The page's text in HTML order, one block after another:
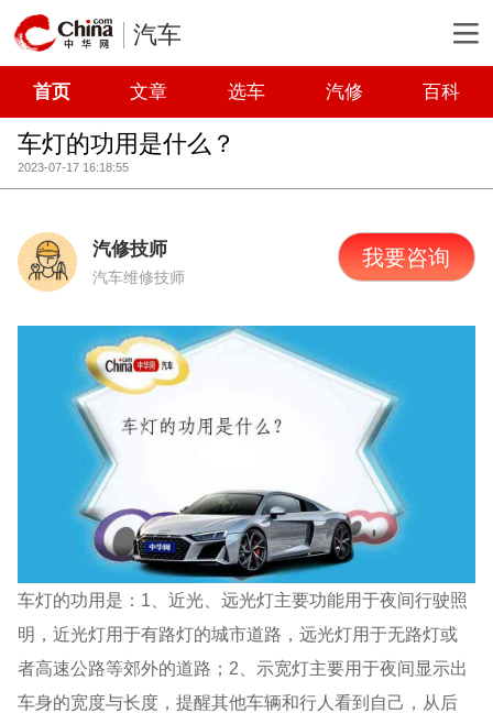
汽车
首页 文章 选车 汽修 百科
车灯的功用是什么？
2023-07-17 16:18:55
汽修技师
汽车维修技师
我要咨询
车灯的功用是：1、近光、远光灯主要功能用于夜间行驶照
明，近光灯用于有路灯的城市道路，远光灯用于无路灯或
者高速公路等郊外的道路；2、示宽灯主要用于夜间显示出
车身的宽度与长度，提醒其他车辆和行人看到自己，从后